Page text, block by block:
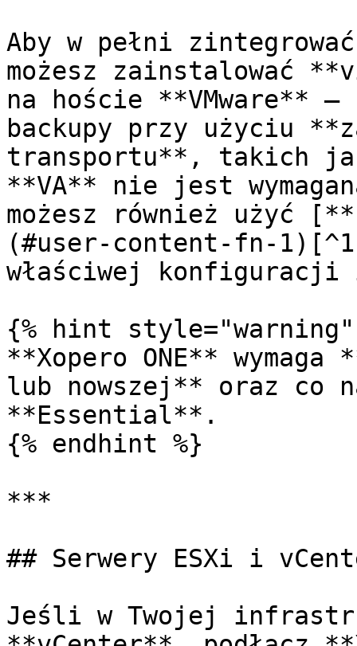
Aby w pełni
możesz zainstalować
na hoście **VMware**
backupy przy użyciu
transportu**, takich
**VA** nie jest
możesz również użyć
(#user-content-fn-
właściwej konfiguracji i
{% hint style="warning"
**Xopero ONE**
lub nowszej** oraz co
**Essential**.
{% endhint %}
***
## Serwery ESXi i
Jeśli w Twojej